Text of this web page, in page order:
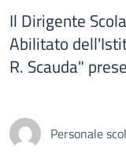
Il Dirigente
Abilitato
R. Scauda"
Personale